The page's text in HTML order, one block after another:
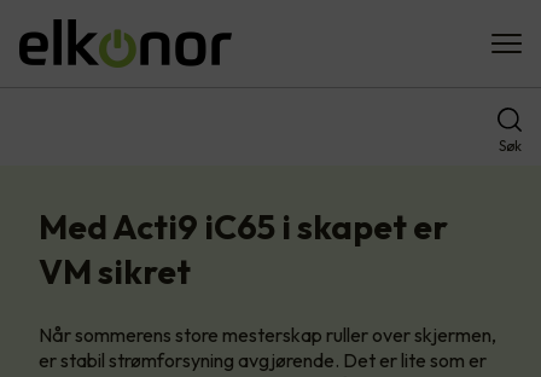
Søk
Med Acti9 iC65 i skapet er
VM sikret
Når sommerens store mesterskap ruller over skjermen,
er stabil strømforsyning avgjørende. Det er lite som er